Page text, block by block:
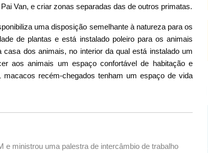
Van, e criar zonas separadas das de outros primatas.
uma disposição semelhante à natureza para os
de plantas e está instalado poleiro para os animais
dos animais, no interior da qual está instalado um
aos animais um espaço confortável de habitação e
recém-chegados tenham um espaço de vida
e ministrou uma palestra de intercâmbio de trabalho